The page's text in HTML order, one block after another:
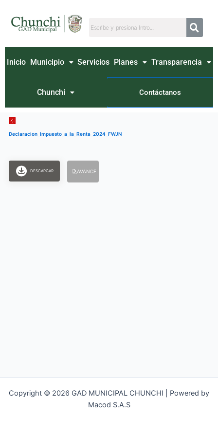
contenido
Inicio Municipio Servicios Planes Transparencia
Chunchi Contáctanos
Declaracion_Impuesto_a_la_Renta_2024_FWJN
DESCARGAR AVANCE
Copyright © 2026 GAD MUNICIPAL CHUNCHI | Powered by
Macod S.A.S